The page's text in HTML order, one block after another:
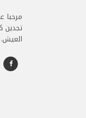
مرحبا
تجدين
العيش.